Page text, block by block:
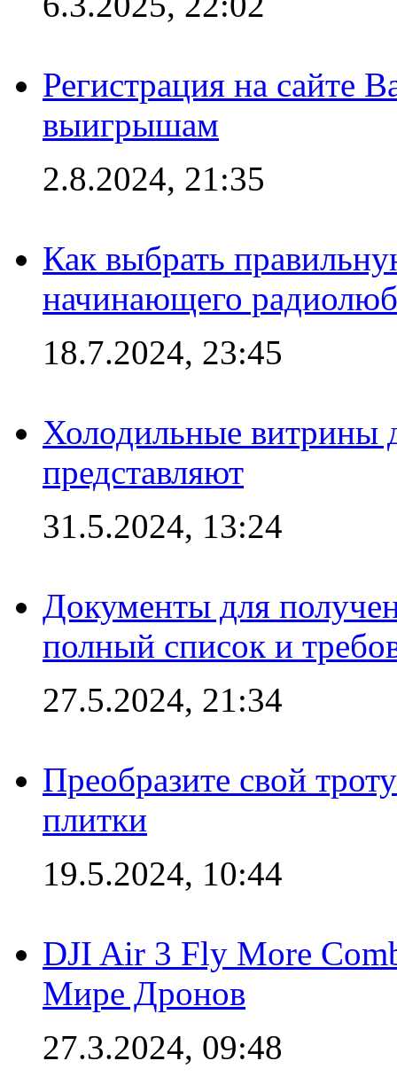
Регистрация на сайте
выигрышам
2.8.2024, 21:35
Как выбрать
начинающего
18.7.2024, 23:45
Холодильные витрины
представляют
31.5.2024, 13:24
Документы для
полный список и
27.5.2024, 21:34
Преобразите свой
плитки
19.5.2024, 10:44
DJI Air 3 Fly More
Мире Дронов
27.3.2024, 09:48